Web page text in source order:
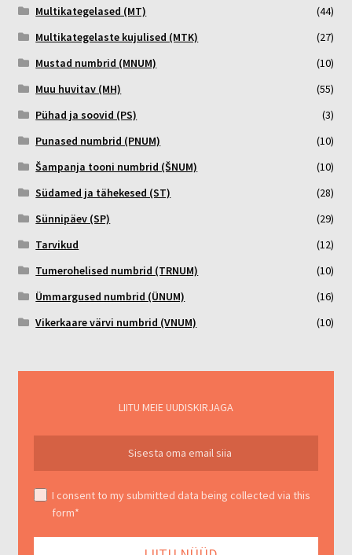
Multikategelased (MT)
(44)
Multikategelaste kujulised (MTK)
(27)
Mustad numbrid (MNUM)
(10)
Muu huvitav (MH)
(55)
Pühad ja soovid (PS)
(3)
Punased numbrid (PNUM)
(10)
Šampanja tooni numbrid (ŠNUM)
(10)
Südamed ja tähekesed (ST)
(28)
Sünnipäev (SP)
(29)
Tarvikud
(12)
Tumerohelised numbrid (TRNUM)
(10)
Ümmargused numbrid (ÜNUM)
(16)
Vikerkaare värvi numbrid (VNUM)
(10)
LIITU MEIE UUDISKIRJAGA
I consent to my submitted data being collected via this
form*